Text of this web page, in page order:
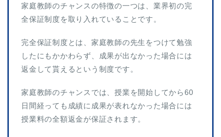
家庭教師のチャンスの特徴の一つは、業界初の完
全保証制度を取り入れていることです。
完全保証制度とは、家庭教師の先生をつけて勉強
したにもかかわらず、成果が出なかった場合には
返金して貰えるという制度です。
家庭教師のチャンスでは、授業を開始してから60
日間経っても成績に成果が表れなかった場合には
授業料の全額返金が保証されます。